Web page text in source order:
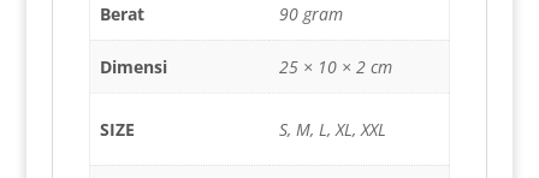
Berat 90 gram
Dimensi 25 × 10 × 2 cm
SIZE S, M, L, XL, XXL